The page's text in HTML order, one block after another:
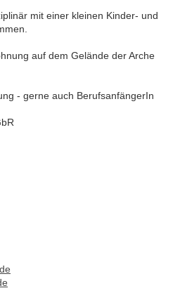
mit einer kleinen Kinder- und
auf dem Gelände der Arche
- gerne auch BerufsanfängerIn